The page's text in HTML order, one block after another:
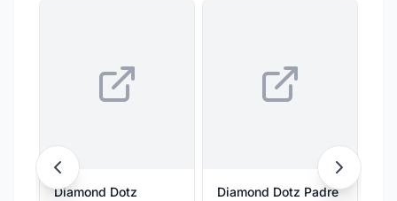
Diamond Dotz
Diamond Dotz Padre